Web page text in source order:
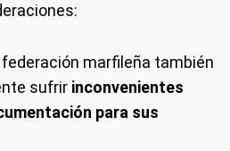
federación marfileña también
sufrir inconvenientes
para sus